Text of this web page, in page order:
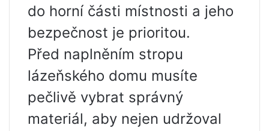
do horní části místnosti a jeho
bezpečnost je prioritou.
Před naplněním stropu
lázeňského domu musíte
pečlivě vybrat správný
materiál, aby nejen udržoval